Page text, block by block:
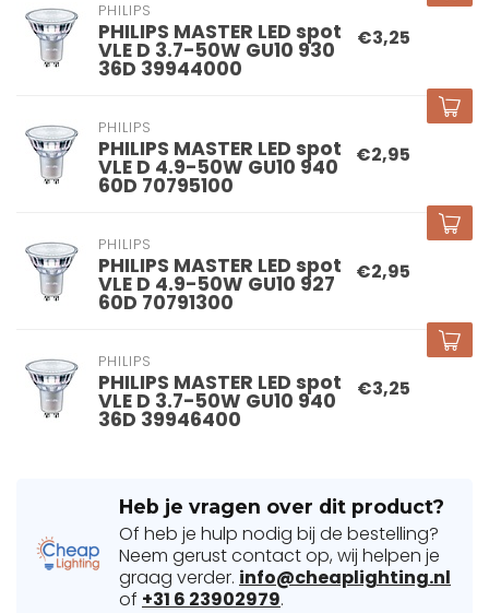
PHILIPS
PHILIPS MASTER LED spot
VLE D 3.7-50W GU10 930
36D 39944000
€3,25
PHILIPS
PHILIPS MASTER LED spot
VLE D 4.9-50W GU10 940
60D 70795100
€2,95
PHILIPS
PHILIPS MASTER LED spot
VLE D 4.9-50W GU10 927
60D 70791300
€2,95
PHILIPS
PHILIPS MASTER LED spot
VLE D 3.7-50W GU10 940
36D 39946400
€3,25
Heb je vragen over dit product?
Of heb je hulp nodig bij de bestelling?
Neem gerust contact op, wij helpen je
graag verder. info@cheaplighting.nl
of +31 6 23902979.